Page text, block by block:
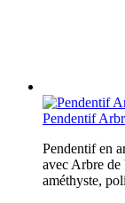
Pendentif
Pendentif en
avec Arbre de
améthyste,